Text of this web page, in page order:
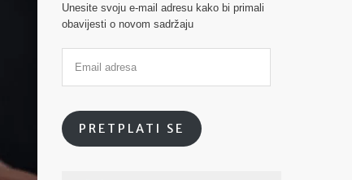
Unesite svoju e-mail adresu kako bi primali
obavijesti o novom sadržaju
PRETPLATI SE